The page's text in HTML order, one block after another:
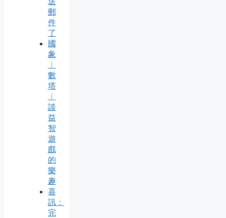
郵
件
了
國
象
︱
數
塔
︱
談
益
智
遊
戲
的
樂
趣
喜
訊：
完